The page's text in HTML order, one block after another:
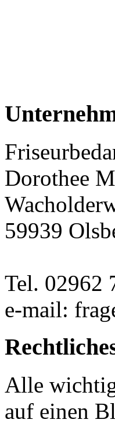
Dorothee
59939
Tel. 02962
e-mail:
Alle
auf einen